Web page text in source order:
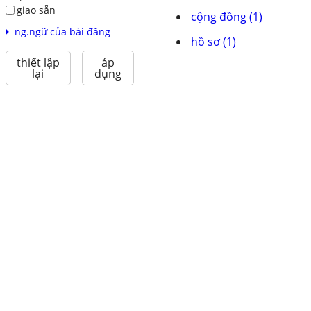
giao sẵn
ng.ngữ của bài đăng
thiết lập
lại
áp
dụng
cộng đồng (1)
hồ sơ (1)